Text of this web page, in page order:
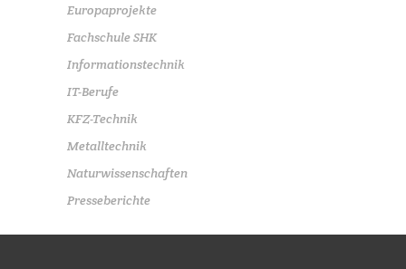
Europaprojekte
Fachschule SHK
Informationstechnik
IT-Berufe
KFZ-Technik
Metalltechnik
Naturwissenschaften
Presseberichte